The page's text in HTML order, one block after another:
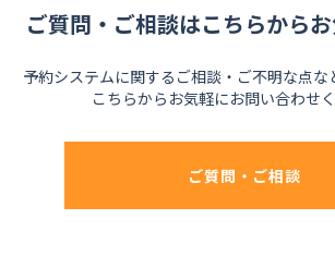
ご質問・ご相談はこちらから
予約システムに関するご相談・ご不明な点な
こちらからお気軽にお問い合わせく
ご質問・ご相談